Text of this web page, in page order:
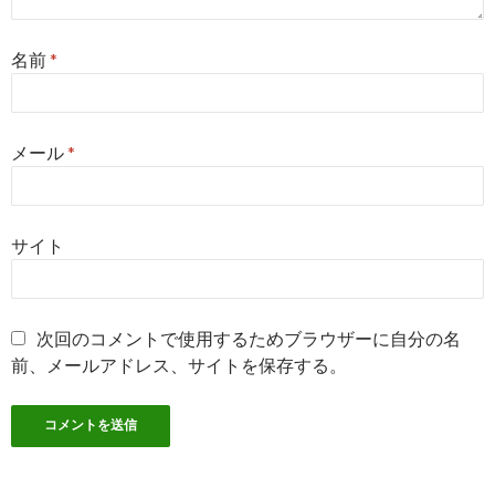
名前*
メール*
サイト
次回のコメントで使用するためブラウザーに自分の名
前、メールアドレス、サイトを保存する。